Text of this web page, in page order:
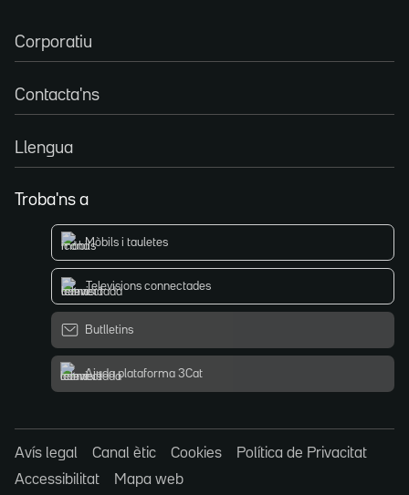
Corporatiu
Contacta'ns
Llengua
Troba'ns a
Mòbils i tauletes
Televisions connectades
Butlletins
Ajuda plataforma 3Cat
Avís legal Canal ètic Cookies
Política de Privacitat
Accessibilitat
Mapa web